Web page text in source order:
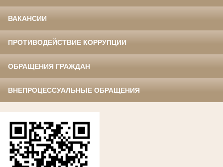
ВАКАНСИИ
ПРОТИВОДЕЙСТВИЕ КОРРУПЦИИ
ОБРАЩЕНИЯ ГРАЖДАН
ВНЕПРОЦЕССУАЛЬНЫЕ ОБРАЩЕНИЯ